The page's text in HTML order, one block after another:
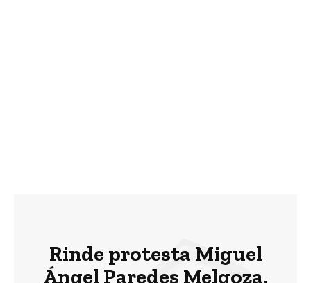
Rinde protesta Miguel
Ángel Paredes Melgoza,